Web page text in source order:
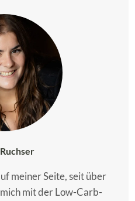
meiner Seite, seit über
mit der Low-Carb-